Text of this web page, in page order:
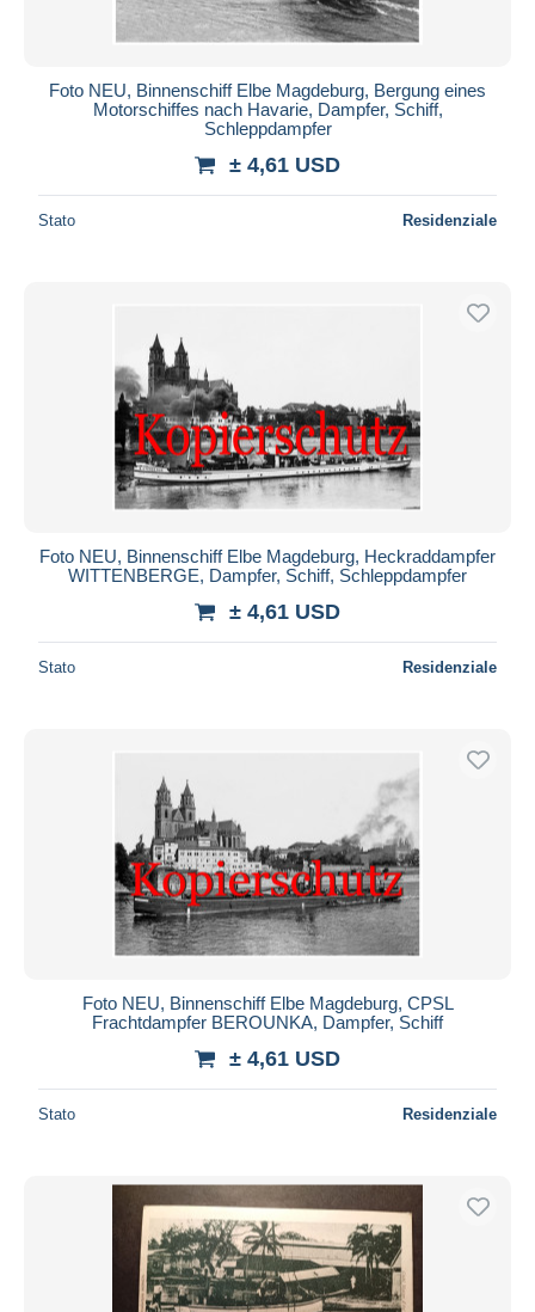
Foto NEU, Binnenschiff Elbe Magdeburg, Bergung eines
Motorschiffes nach Havarie, Dampfer, Schiff,
Schleppdampfer
± 4,61 USD
Stato Residenziale
Foto NEU, Binnenschiff Elbe Magdeburg, Heckraddampfer
WITTENBERGE, Dampfer, Schiff, Schleppdampfer
± 4,61 USD
Stato Residenziale
Foto NEU, Binnenschiff Elbe Magdeburg, CPSL
Frachtdampfer BEROUNKA, Dampfer, Schiff
± 4,61 USD
Stato Residenziale